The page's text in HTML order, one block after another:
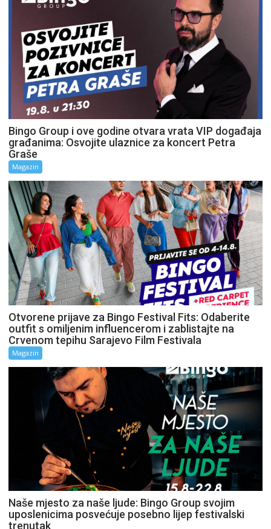
Bingo Group i ove godine otvara vrata VIP događaja
građanima: Osvojite ulaznice za koncert Petra
Graše
Magazin
Otvorene prijave za Bingo Festival Fits: Odaberite
outfit s omiljenim influencerom i zablistajte na
Crvenom tepihu Sarajevo Film Festivala
Magazin
Naše mjesto za naše ljude: Bingo Group svojim
uposlenicima posvećuje posebno lijep festivalski
trenutak